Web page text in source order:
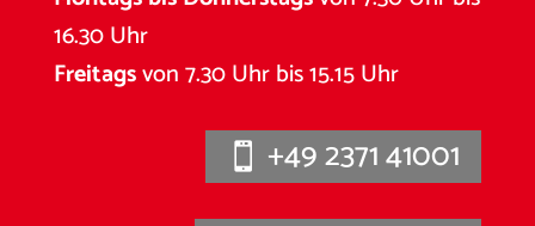
16.30 Uhr
Freitagsvon 7.30 Uhr bis 15.15 Uhr
+49 2371 41001